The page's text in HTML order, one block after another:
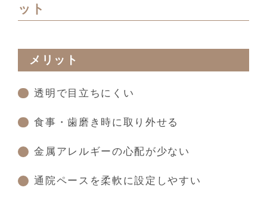
ット
メリット
透明で目立ちにくい
食事・歯磨き時に取り外せる
金属アレルギーの心配が少ない
通院ペースを柔軟に設定しやすい